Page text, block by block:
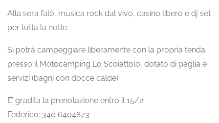
Alla sera falò, musica rock dal vivo, casino libero e dj set
per tutta la notte.
Si potrà campeggiare liberamente con la propria tenda
presso il Motocamping Lo Scoiattolo, dotato di paglia e
servizi (bagni con docce calde).
E’ gradita la prenotazione entro il 15/2:
Federico: 340 6404873